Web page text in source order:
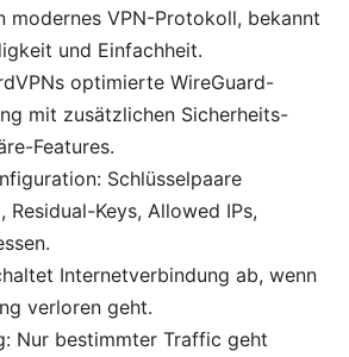
modernes VPN-Protokoll, bekannt
und Einfachheit.
optimierte WireGuard-
mit zusätzlichen Sicherheits-
Features.
Schlüsselpaare
Residual-Keys, Allowed IPs,
Internetverbindung ab, wenn
verloren geht.
Nur bestimmter Traffic geht